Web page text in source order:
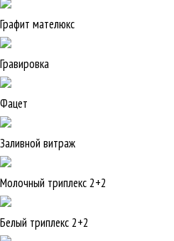
Графит мателюкс
Гравировка
Фацет
Заливной витраж
Молочный триплекс 2+2
Белый триплекс 2+2